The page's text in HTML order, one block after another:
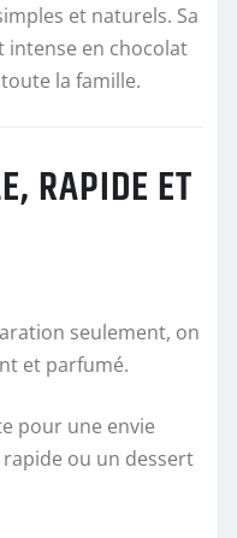
et naturels. Sa
intense en chocolat
la famille.
RAPIDE ET
seulement, on
et parfumé.
pour une envie
ou un dessert